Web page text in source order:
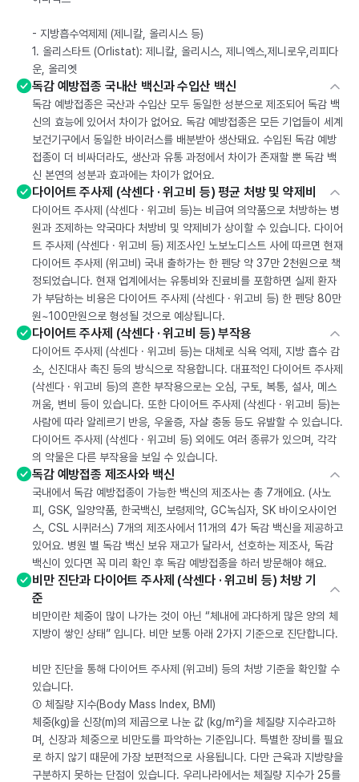
- 지방흡수억제제 (제니칼, 올리시스 등)
1. 올리스타트 (Orlistat): 제니칼, 올리시스, 제니엑스,제니로우,리피다
운, 올리엣
독감 예방접종 국내산 백신과 수입산 백신
독감 예방접종은 국산과 수입산 모두 동일한 성분으로 제조되어 독감 백
신의 효능에 있어서 차이가 없어요. 독감 예방접종은 모든 기업들이 세계
보건기구에서 동일한 바이러스를 배분받아 생산돼요. 수입된 독감 예방
접종이 더 비싸더라도, 생산과 유통 과정에서 차이가 존재할 뿐 독감 백
신 본연의 성분과 효과에는 차이가 없어요.
다이어트 주사제 (삭센다 · 위고비 등) 평균 처방 및 약제비
다이어트 주사제 (삭센다 · 위고비 등)는 비급여 의약품으로 처방하는 병
원과 조제하는 약국마다 처방비 및 약제비가 상이할 수 있습니다. 다이어
트 주사제 (삭센다 · 위고비 등) 제조사인 노보노디스트 사에 따르면 현재
다이어트 주사제 (위고비) 국내 출하가는 한 펜당 약 37만 2천원으로 책
정되었습니다. 현재 업계에서는 유통비와 진료비를 포함하면 실제 환자
가 부담하는 비용은 다이어트 주사제 (삭센다 · 위고비 등) 한 펜당 80만
원~100만원으로 형성될 것으로 예상됩니다.
다이어트 주사제 (삭센다 · 위고비 등) 부작용
다이어트 주사제 (삭센다 · 위고비 등)는 대체로 식욕 억제, 지방 흡수 감
소, 신진대사 촉진 등의 방식으로 작용합니다. 대표적인 다이어트 주사제
(삭센다 · 위고비 등)의 흔한 부작용으로는 오심, 구토, 복통, 설사, 메스
꺼움, 변비 등이 있습니다. 또한 다이어트 주사제 (삭센다 · 위고비 등)는
사람에 따라 알레르기 반응, 우울증, 자살 충동 등도 유발할 수 있습니다.
다이어트 주사제 (삭센다 · 위고비 등) 외에도 여러 종류가 있으며, 각각
의 약물은 다른 부작용을 보일 수 있습니다.
독감 예방접종 제조사와 백신
국내에서 독감 예방접종이 가능한 백신의 제조사는 총 7개에요. (사노
피, GSK, 일양약품, 한국백신, 보령제약, GC녹십자, SK 바이오사이언
스, CSL 시퀴러스) 7개의 제조사에서 11개의 4가 독감 백신을 제공하고
있어요. 병원 별 독감 백신 보유 재고가 달라서, 선호하는 제조사, 독감
백신이 있다면 꼭 미리 확인 후 독감 예방접종을 하러 방문해야 해요.
비만 진단과 다이어트 주사제 (삭센다 · 위고비 등) 처방 기
준
비만이란 체중이 많이 나가는 것이 아닌 “체내에 과다하게 많은 양의 체
지방이 쌓인 상태” 입니다. 비만 보통 아래 2가지 기준으로 진단합니다.
비만 진단을 통해 다이어트 주사제 (위고비) 등의 처방 기준을 확인할 수
있습니다.
① 체질량 지수(Body Mass Index, BMI)
체중(kg)을 신장(m)의 제곱으로 나눈 값 (kg/m²)을 체질량 지수라고하
며, 신장과 체중으로 비만도를 파악하는 기준입니다. 특별한 장비를 필요
로 하지 않기 때문에 가장 보편적으로 사용됩니다. 다만 근육과 지방량을
구분하지 못하는 단점이 있습니다. 우리나라에서는 체질량 지수가 25를